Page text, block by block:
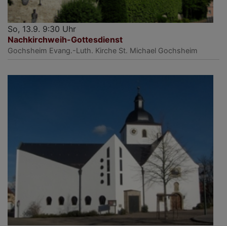
So, 13.9. 9:30 Uhr
Nachkirchweih-Gottesdienst
Gochsheim Evang.-Luth. Kirche St. Michael Gochsheim